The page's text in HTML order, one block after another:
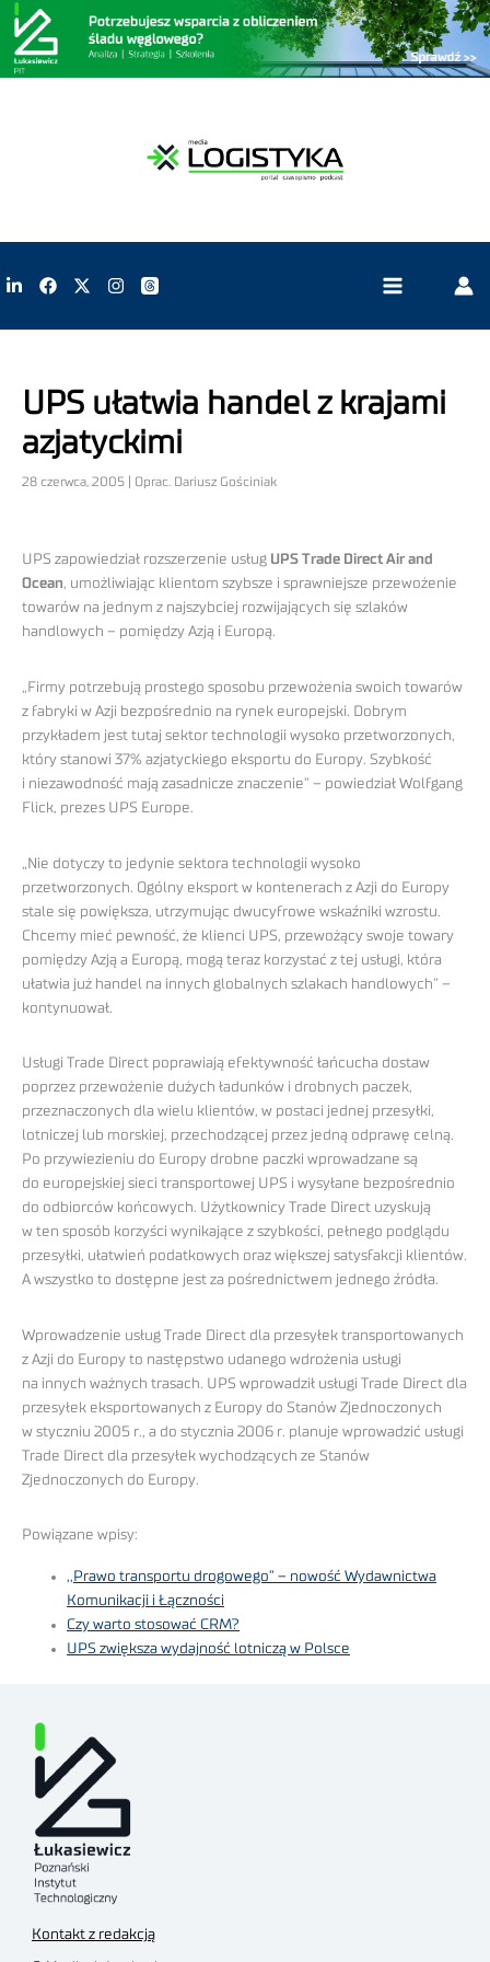
UPS ułatwia handel z krajami
azjatyckimi
28 czerwca, 2005 | Oprac. Dariusz Gościniak
UPS zapowiedział rozszerzenie usług UPS Trade Direct Air and
Ocean, umożliwiając klientom szybsze i sprawniejsze przewożenie
towarów na jednym z najszybciej rozwijających się szlaków
handlowych – pomiędzy Azją i Europą.
„Firmy potrzebują prostego sposobu przewożenia swoich towarów
z fabryki w Azji bezpośrednio na rynek europejski. Dobrym
przykładem jest tutaj sektor technologii wysoko przetworzonych,
który stanowi 37% azjatyckiego eksportu do Europy. Szybkość
i niezawodność mają zasadnicze znaczenie” – powiedział Wolfgang
Flick, prezes UPS Europe.
„Nie dotyczy to jedynie sektora technologii wysoko
przetworzonych. Ogólny eksport w kontenerach z Azji do Europy
stale się powiększa, utrzymując dwucyfrowe wskaźniki wzrostu.
Chcemy mieć pewność, że klienci UPS, przewożący swoje towary
pomiędzy Azją a Europą, mogą teraz korzystać z tej usługi, która
ułatwia już handel na innych globalnych szlakach handlowych” –
kontynuował.
Usługi Trade Direct poprawiają efektywność łańcucha dostaw
poprzez przewożenie dużych ładunków i drobnych paczek,
przeznaczonych dla wielu klientów, w postaci jednej przesyłki,
lotniczej lub morskiej, przechodzącej przez jedną odprawę celną.
Po przywiezieniu do Europy drobne paczki wprowadzane są
do europejskiej sieci transportowej UPS i wysyłane bezpośrednio
do odbiorców końcowych. Użytkownicy Trade Direct uzyskują
w ten sposób korzyści wynikające z szybkości, pełnego podglądu
przesyłki, ułatwień podatkowych oraz większej satysfakcji klientów.
A wszystko to dostępne jest za pośrednictwem jednego źródła.
Wprowadzenie usług Trade Direct dla przesyłek transportowanych
z Azji do Europy to następstwo udanego wdrożenia usługi
na innych ważnych trasach. UPS wprowadził usługi Trade Direct dla
przesyłek eksportowanych z Europy do Stanów Zjednoczonych
w styczniu 2005 r., a do stycznia 2006 r. planuje wprowadzić usługi
Trade Direct dla przesyłek wychodzących ze Stanów
Zjednoczonych do Europy.
Powiązane wpisy:
,,Prawo transportu drogowego” – nowość Wydawnictwa
Komunikacji i Łączności
Czy warto stosować CRM?
UPS zwiększa wydajność lotniczą w Polsce
Kontakt z redakcją